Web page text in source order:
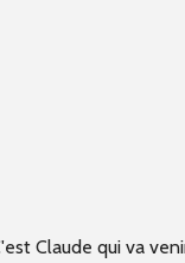
Claude qui va